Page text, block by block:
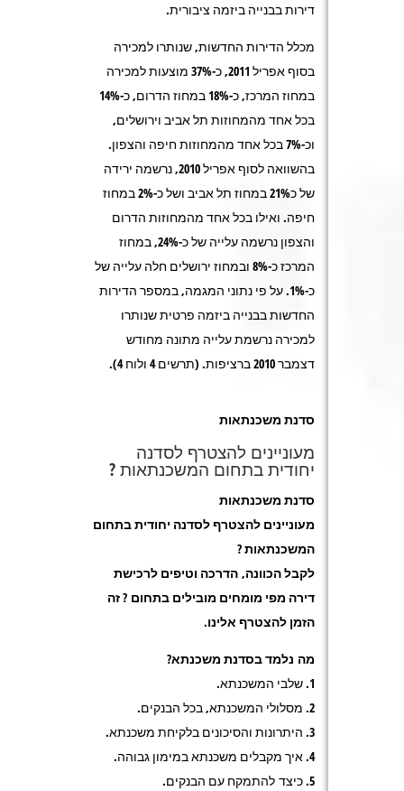
דירות בבנייה ביזמה ציבורית.
מכלל הדירות החדשות, שנותרו למכירה
בסוף אפריל 2011, כ-37% מוצעות למכירה
במחוז המרכז, כ-18% במחוז הדרום, כ-14%
בכל אחד מהמחוזות תל אביב וירושלים,
וכ-7% בכל אחד מהמחוזות חיפה והצפון.
בהשוואה לסוף אפריל 2010, נרשמה ירידה
של כ21% במחוז תל אביב ושל כ-2% במחוז
חיפה. ואילו בכל אחד מהמחוזות הדרום
והצפון נרשמה עלייה של כ-24%, במחוז
המרכז כ-8% ובמחוז ירושלים חלה עלייה של
כ-1%. על פי נתוני המגמה, במספר הדירות
החדשות בבנייה ביזמה פרטית שנותרו
למכירה נרשמת עלייה מתונה מחודש
דצמבר 2010 ברציפות. (תרשים 4 ולוח 4).
סדנת משכנתאות
מעוניינים להצטרף לסדנה
יחודית בתחום המשכנתאות ?
סדנת משכנתאות
מעוניינים להצטרף לסדנה יחודית בתחום
המשכנתאות ?
לקבל הכוונה, הדרכה וטיפים לרכישת
דירה מפי מומחים מובילים בתחום ? זה
הזמן להצטרף אלינו.
מה נלמד בסדנת משכנתא?
1. שלבי המשכנתא.
2. מסלולי המשכנתא, בכל הבנקים.
3. היתרונות והסיכונים בלקיחת משכנתא.
4. איך מקבלים משכנתא במימון גבוהה.
5. כיצד להתמקח עם הבנקים.